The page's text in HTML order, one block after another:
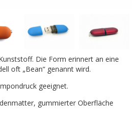
Die Form erinnert an eine
oft „Bean“ genannt wird.
geeignet.
gummierter Oberfläche